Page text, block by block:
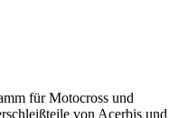
für Motocross und
von Acerbis und